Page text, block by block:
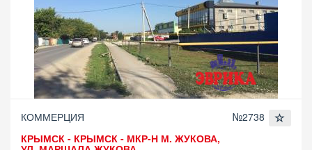
КОММЕРЦИЯ
№2738
КРЫМСК - КРЫМСК - МКР-Н М. ЖУКОВА,